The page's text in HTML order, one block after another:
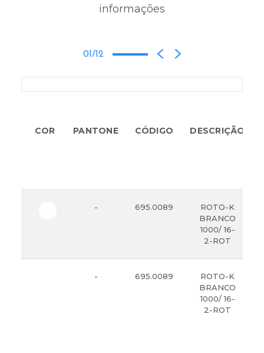
informações
01/12
COR PANTONE CÓDIGO DESCRIÇÃO
- 695.0089
ROTO-K
BRANCO
1000/ 16-
2-ROT
- 695.0089
ROTO-K
BRANCO
1000/ 16-
2-ROT